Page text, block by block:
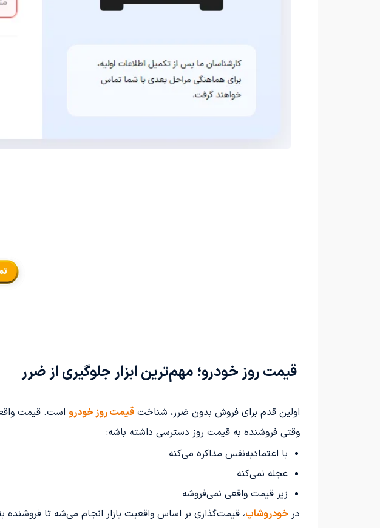
قیمت روز خودرو؛ مهم‌ترین ابزار جلوگیری از ضرر
اولین قدم برای فروش بدون ضرر، شناخت قیمت روز خودرو است. قیمت
وقتی فروشنده به قیمت روز دسترسی داشته باشه:
با اعتمادبه‌نفس مذاکره می‌کنه
عجله نمی‌کنه
زیر قیمت واقعی نمی‌فروشه
در خودروشاپ، قیمت‌گذاری بر اساس واقعیت بازار انجام می‌شه تا فروشنده